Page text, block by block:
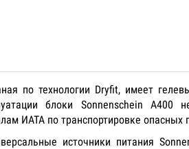
по технологии Dryfit, имеет
блоки Sonnenschein A400
ИАТА по транспортировке опасных
источники питания